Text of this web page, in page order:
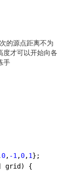
的源点距离不为
度才可以开始向各
手
0, -1,0,1};
grid) {